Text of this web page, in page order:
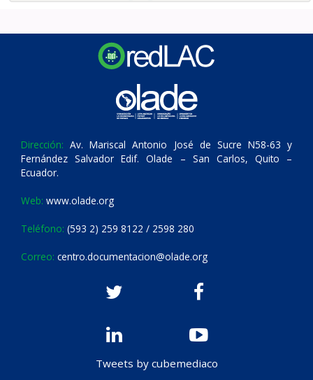
Dirección: Av. Mariscal Antonio José de Sucre N58-63 y
Fernández Salvador Edif. Olade – San Carlos, Quito –
Ecuador.
Web: www.olade.org
Teléfono: (593 2) 259 8122 / 2598 280
Correo: centro.documentacion@olade.org
Tweets by cubemediaco